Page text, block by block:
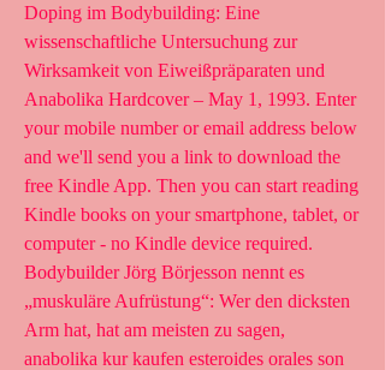
Doping im Bodybuilding: Eine
wissenschaftliche Untersuchung zur
Wirksamkeit von Eiweißpräparaten und
Anabolika Hardcover – May 1, 1993. Enter
your mobile number or email address below
and we'll send you a link to download the
free Kindle App. Then you can start reading
Kindle books on your smartphone, tablet, or
computer - no Kindle device required.
Bodybuilder Jörg Börjesson nennt es
„muskuläre Aufrüstung“: Wer den dicksten
Arm hat, hat am meisten zu sagen,
anabolika kur kaufen esteroides orales son